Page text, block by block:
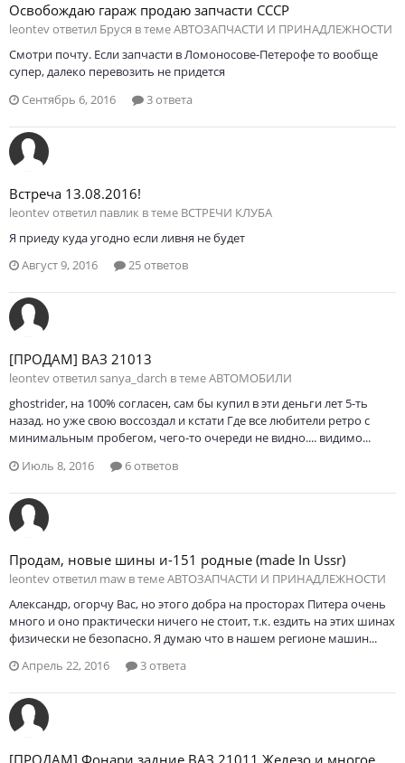
Освобождаю гараж продаю запчасти СССР
leontev ответил Бруся в темеАВТОЗАПЧАСТИ И ПРИНАДЛЕЖНОСТИ
Смотри почту. Если запчасти в Ломоносове-Петерофе то вообще
супер, далеко перевозить не придется
Сентябрь 6, 2016
3 ответа
Встреча 13.08.2016!
leontev ответил павлик в теме ВСТРЕЧИ КЛУБА
Я приеду куда угодно если ливня не будет
Август 9, 2016
25 ответов
[ПРОДАМ] ВАЗ 21013
leontev ответил sanya_darch в темеАВТОМОБИЛИ
ghostrider, на 100% согласен, сам бы купил в эти деньги лет 5-ть
назад. но уже свою воссоздал и кстати Где все любители ретро с
минимальным пробегом, чего-то очереди не видно.... видимо...
Июль 8, 2016
6 ответов
Продам, новые шины и-151 родные (made In Ussr)
leontev ответил maw в темеАВТОЗАПЧАСТИ И ПРИНАДЛЕЖНОСТИ
Александр, огорчу Вас, но этого добра на просторах Питера очень
много и оно практически ничего не стоит, т.к. ездить на этих шинах
физически не безопасно. Я думаю что в нашем регионе машин...
Апрель 22, 2016
3 ответа